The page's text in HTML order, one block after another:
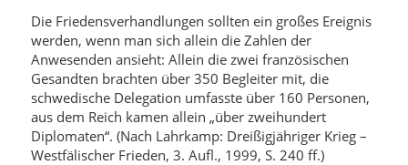
Die Friedensverhandlungen sollten ein großes Ereignis
werden, wenn man sich allein die Zahlen der
Anwesenden ansieht: Allein die zwei französischen
Gesandten brachten über 350 Begleiter mit, die
schwedische Delegation umfasste über 160 Personen,
aus dem Reich kamen allein „über zweihundert
Diplomaten“. (Nach Lahrkamp: Dreißigjähriger Krieg –
Westfälischer Frieden, 3. Aufl., 1999, S. 240 ff.)